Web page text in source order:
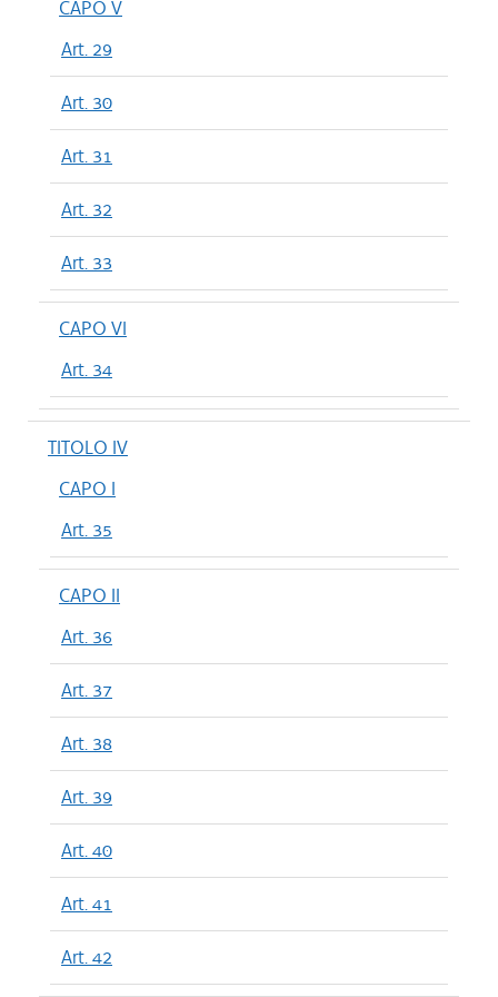
CAPO V
Art. 29
Art. 30
Art. 31
Art. 32
Art. 33
CAPO VI
Art. 34
TITOLO IV
CAPO I
Art. 35
CAPO II
Art. 36
Art. 37
Art. 38
Art. 39
Art. 40
Art. 41
Art. 42